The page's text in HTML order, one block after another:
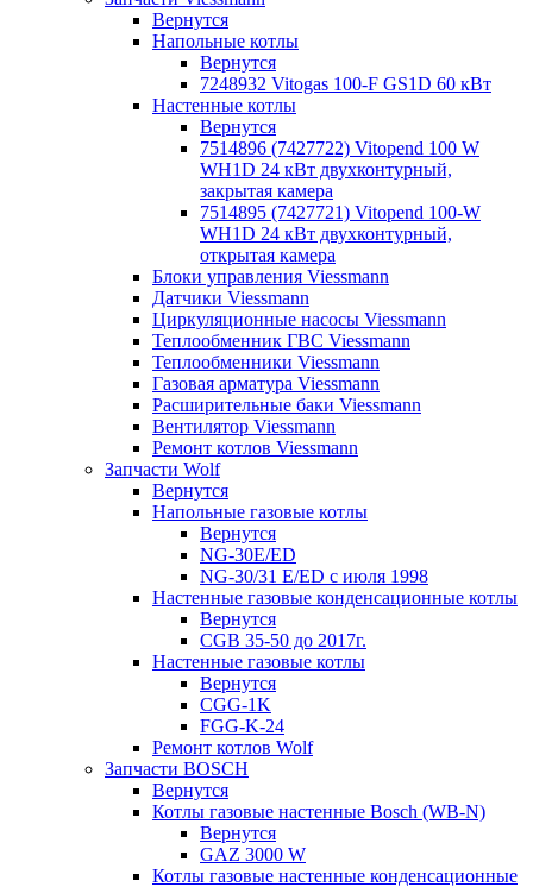
Вернутся
Напольные котлы
Вернутся
7248932 Vitogas 100-F GS1D 60 кВт
Настенные котлы
Вернутся
7514896 (7427722) Vitopend 100 W
WH1D 24 кВт двухконтурный,
закрытая камера
7514895 (7427721) Vitopend 100-W
WH1D 24 кВт двухконтурный,
открытая камера
Блоки управления Viessmann
Датчики Viessmann
Циркуляционные насосы Viessmann
Теплообменник ГВС Viessmann
Теплообменники Viessmann
Газовая арматура Viessmann
Расширительные баки Viessmann
Вентилятор Viessmann
Ремонт котлов Viessmann
Запчасти Wolf
Вернутся
Напольные газовые котлы
Вернутся
NG-30E/ED
NG-30/31 E/ED с июля 1998
Настенные газовые конденсационные котлы
Вернутся
CGB 35-50 до 2017г.
Настенные газовые котлы
Вернутся
CGG-1K
FGG-K-24
Ремонт котлов Wolf
Запчасти BOSCH
Вернутся
Котлы газовые настенные Bosch (WB-N)
Вернутся
GAZ 3000 W
Котлы газовые настенные конденсационные